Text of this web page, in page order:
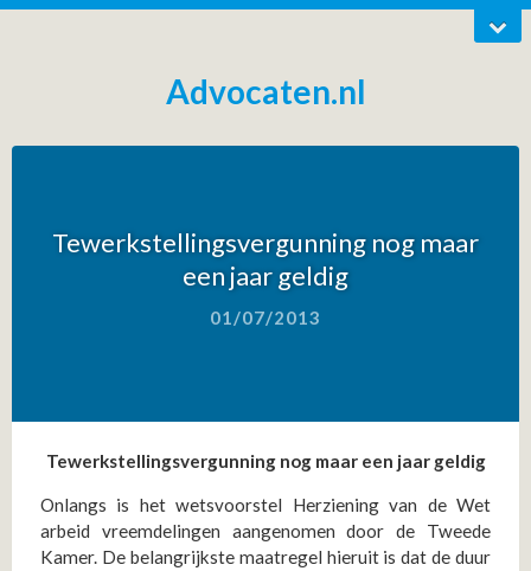
Advocaten.nl
Tewerkstellingsvergunning nog maar
een jaar geldig
01/07/2013
Tewerkstellingsvergunning nog maar een jaar geldig
Onlangs is het wetsvoorstel Herziening van de Wet
arbeid vreemdelingen aangenomen door de Tweede
Kamer. De belangrijkste maatregel hieruit is dat de duur